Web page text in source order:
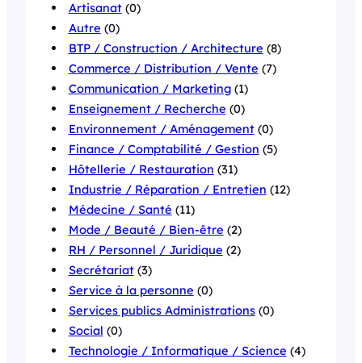
Artisanat(0)
Autre (0)
BTP / Construction / Architecture (8)
Commerce / Distribution / Vente (7)
Communication / Marketing(1)
Enseignement / Recherche (0)
Environnement / Aménagement(0)
Finance / Comptabilité / Gestion (5)
Hôtellerie / Restauration (31)
Industrie / Réparation / Entretien (12)
Médecine / Santé (11)
Mode / Beauté / Bien-être (2)
RH / Personnel / Juridique (2)
Secrétariat(3)
Service à la personne (0)
Services publics Administrations(0)
Social (0)
Technologie / Informatique / Science (4)